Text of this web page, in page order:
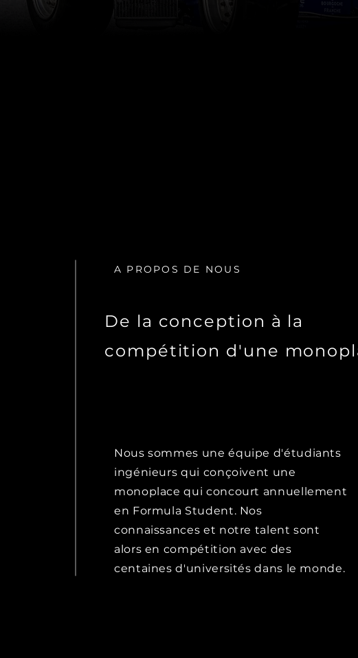
A PROPOS DE NOUS
De la conception à la
compétition d'une
Nous sommes une équipe d'étudiants
ingénieurs qui conçoivent une
monoplace qui concourt annuellement
en Formula Student. Nos
connaissances et notre talent sont
alors en compétition avec des
centaines d'universités dans le monde.